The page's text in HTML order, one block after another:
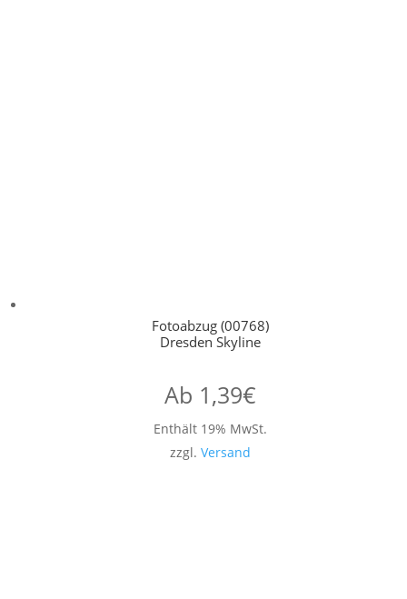
Fotoabzug (00768)
Dresden Skyline
Ab 1,39€
Enthält 19% MwSt.
zzgl. Versand